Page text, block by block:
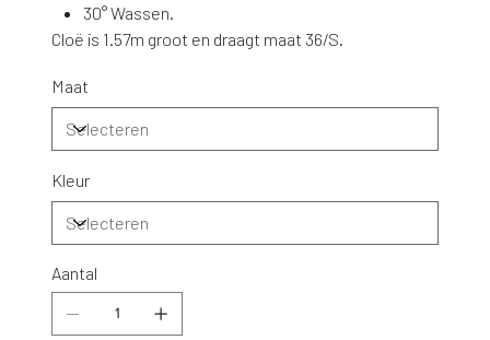
30° Wassen.
Cloë is 1.57m groot en draagt maat 36/S.
Maat
Kleur
Aantal